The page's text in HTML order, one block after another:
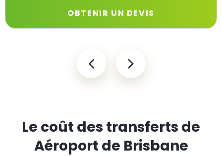
OBTENIR UN DEVIS
Le coût des transferts de
Aéroport de Brisbane